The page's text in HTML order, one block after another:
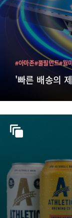
'빠른 배송의
#아마존#풀필먼트#월